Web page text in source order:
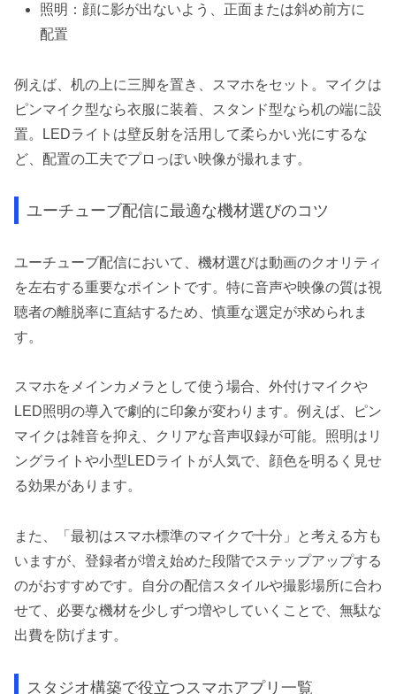
照明：顔に影が出ないよう、正面または斜め前方に
配置
例えば、机の上に三脚を置き、スマホをセット。マイクは
ピンマイク型なら衣服に装着、スタンド型なら机の端に設
置。LEDライトは壁反射を活用して柔らかい光にするな
ど、配置の工夫でプロっぽい映像が撮れます。
ユーチューブ配信に最適な機材選びのコツ
ユーチューブ配信において、機材選びは動画のクオリティ
を左右する重要なポイントです。特に音声や映像の質は視
聴者の離脱率に直結するため、慎重な選定が求められま
す。
スマホをメインカメラとして使う場合、外付けマイクや
LED照明の導入で劇的に印象が変わります。例えば、ピン
マイクは雑音を抑え、クリアな音声収録が可能。照明はリ
ングライトや小型LEDライトが人気で、顔色を明るく見せ
る効果があります。
また、「最初はスマホ標準のマイクで十分」と考える方も
いますが、登録者が増え始めた段階でステップアップする
のがおすすめです。自分の配信スタイルや撮影場所に合わ
せて、必要な機材を少しずつ増やしていくことで、無駄な
出費を防げます。
スタジオ構築で役立つスマホアプリ一覧